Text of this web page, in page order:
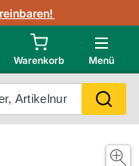
Warenkorb Menü